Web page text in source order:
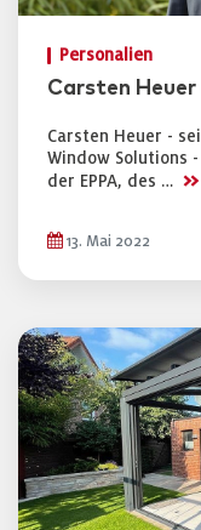
Personalien
Carsten
Carsten Heuer -
Window Solutions
der EPPA, des … >>
13. Mai 2022